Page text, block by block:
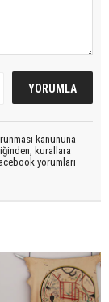
kanununa
kurallara
yorumları